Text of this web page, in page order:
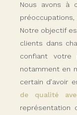
Nous avons à
Notre objectif
clients dans
confiant votre
notamment en
certain d’avoir
de qualité
représentation